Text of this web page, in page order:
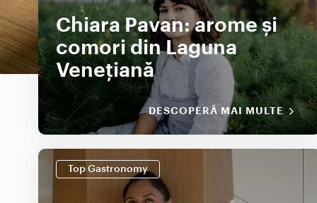
Chiara Pavan: arome și
comori din Laguna
Venețiană
DESCOPERĂ MAI MULTE
Top Gastronomy